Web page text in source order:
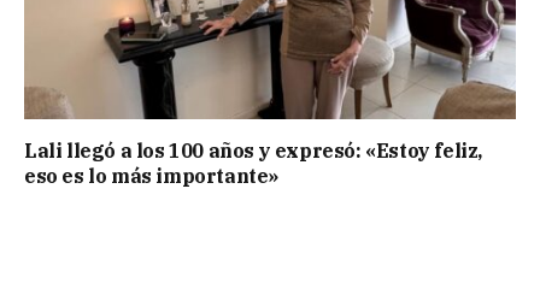
Lali llegó a los 100 años y expresó: «Estoy feliz,
eso es lo más importante»